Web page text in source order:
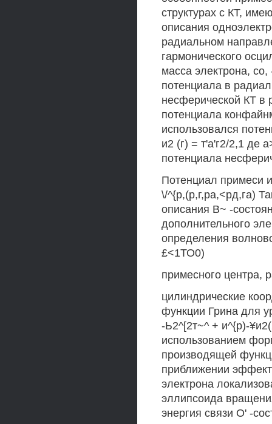
структурах с КТ,
описания
радиальном
гармонического
масса электрона,
потенциала в
несферической КТ в
потенциала
использовался
и2 (г) = т'а'г2/2,1 де
потенциала
Потенциал примеси
\/^{р,(р,г,ра,<рд,га)
описания В~ -
дополнительного
определения
£<1ТО0)
примесного центра,
цилиндрические
функции Грина для
-Ь2^[2т~^ + и^{р)-
использованием
производящей
приближении
электрона
эллипсоида
энергия связи О' -